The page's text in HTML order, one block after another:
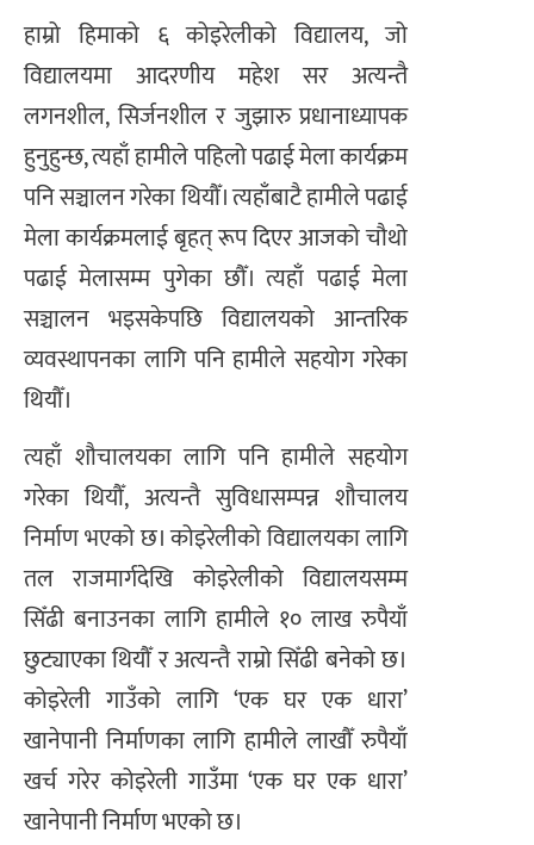
​हाम्रो हिमाको ६ कोइरेलीको विद्यालय, जो
विद्यालयमा आदरणीय महेश सर अत्यन्तै
लगनशील, सिर्जनशील र जुझारु प्रधानाध्यापक
हुनुहुन्छ, त्यहाँ हामीले पहिलो पढाई मेला कार्यक्रम
पनि सञ्चालन गरेका थियौँ। त्यहाँबाटै हामीले पढाई
मेला कार्यक्रमलाई बृहत् रूप दिएर आजको चौथो
पढाई मेलासम्म पुगेका छौँ। त्यहाँ पढाई मेला
सञ्चालन भइसकेपछि विद्यालयको आन्तरिक
व्यवस्थापनका लागि पनि हामीले सहयोग गरेका
थियौँ।
त्यहाँ शौचालयका लागि पनि हामीले सहयोग
गरेका थियौँ, अत्यन्तै सुविधासम्पन्न शौचालय
निर्माण भएको छ। कोइरेलीको विद्यालयका लागि
तल राजमार्गदेखि कोइरेलीको विद्यालयसम्म
सिँढी बनाउनका लागि हामीले १० लाख रुपैयाँ
छुट्याएका थियौँ र अत्यन्तै राम्रो सिँढी बनेको छ।
कोइरेली गाउँको लागि ‘एक घर एक धारा’
खानेपानी निर्माणका लागि हामीले लाखौँ रुपैयाँ
खर्च गरेर कोइरेली गाउँमा ‘एक घर एक धारा’
खानेपानी निर्माण भएको छ।